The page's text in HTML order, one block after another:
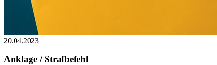
20.04.2023
Anklage / Strafbefehl